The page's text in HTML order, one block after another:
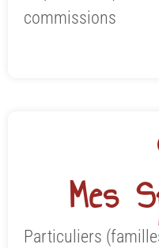
commissions
Mes
Particuliers